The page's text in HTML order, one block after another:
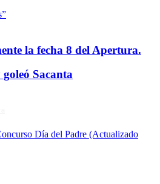
la fecha 8 del Apertura.
Sacanta